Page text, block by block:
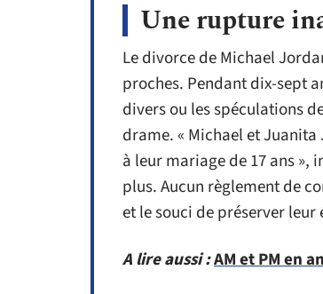
Une rupture
Le divorce de Michael
proches. Pendant dix-sept
divers ou les spéculations
drame. « Michael et
à leur mariage de 17 ans
plus. Aucun règlement de
et le souci de préserver
A lire aussi :AM et PM en